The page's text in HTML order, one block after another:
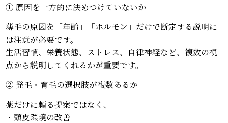
① 原因を一方的に決めつけていないか
薄毛の原因を「年齢」「ホルモン」だけで断定する説明に
は注意が必要です。
生活習慣、栄養状態、ストレス、自律神経など、複数の視
点から説明してくれるかが重要です。
② 発毛・育毛の選択肢が複数あるか
薬だけに頼る提案ではなく、
・頭皮環境の改善